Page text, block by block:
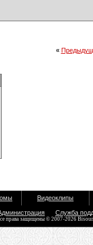
«
Видеоклипы
Служба
права защищены © 2007-2026